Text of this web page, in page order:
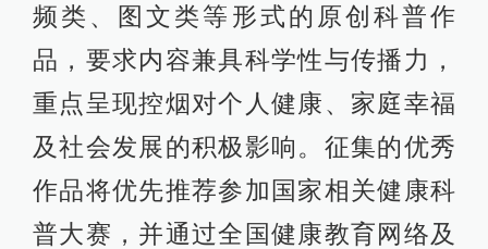
频类、图文类等形式的原创科普作
品，要求内容兼具科学性与传播力，
重点呈现控烟对个人健康、家庭幸福
及社会发展的积极影响。征集的优秀
作品将优先推荐参加国家相关健康科
普大赛，并通过全国健康教育网络及